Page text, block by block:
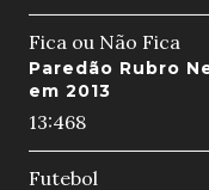
Fica ou Não Fica
Paredão Rubro
em 2013
13:468
Futebol